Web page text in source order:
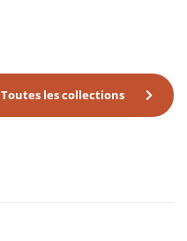
Toutes les collections